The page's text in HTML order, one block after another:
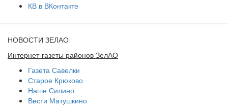
КВ в ВКонтакте
НОВОСТИ ЗЕЛАО
Интернет-газеты районов ЗелАО
Газета Савелки
Старое Крюково
Наше Силино
Вести Матушкино